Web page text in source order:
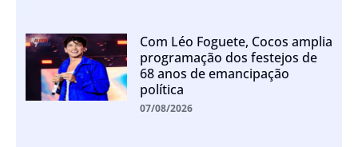
Com Léo Foguete, Cocos amplia
programação dos festejos de
68 anos de emancipação
política
07/08/2026